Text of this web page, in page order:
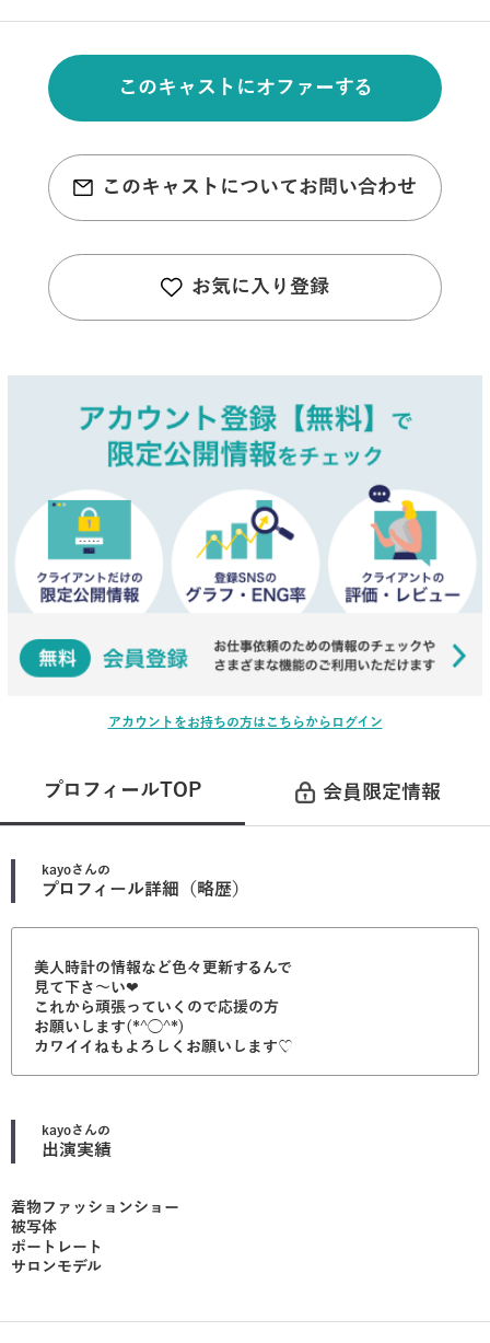
このキャストにオファーする
このキャストについてお問い合わせ
お気に入り登録
アカウントをお持ちの方はこちらからログイン
プロフィールTOP 会員限定情報
kayoさんの
プロフィール詳細（略歴）
美人時計の情報など色々更新するんで
見て下さ〜い❤︎
これから頑張っていくので応援の方
お願いします(*^◯^*)
カワイイねもよろしくお願いします♡
kayoさんの
出演実績
着物ファッションショー
被写体
ポートレート
サロンモデル